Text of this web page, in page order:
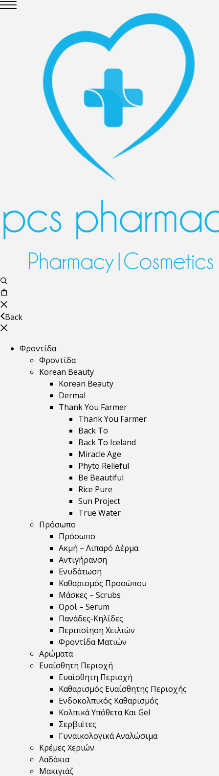
Back
Φροντίδα
Φροντίδα
Korean Beauty
Korean Beauty
Dermal
Thank You Farmer
Thank You Farmer
Back To
Back To Iceland
Miracle Age
Phyto Relieful
Be Beautiful
Rice Pure
Sun Project
True Water
Πρόσωπο
Πρόσωπο
Ακμή – Λιπαρό Δέρμα
Αντιγήρανση
Ενυδάτωση
Καθαρισμός Προσώπου
Μάσκες – Scrubs
Οροί – Serum
Πανάδες-Κηλίδες
Περιποίηση Χειλιών
Φροντίδα Ματιών
Αρώματα
Ευαίσθητη Περιοχή
Ευαίσθητη Περιοχή
Καθαρισμός Ευαίσθητης Περιοχής
Ενδοκολπικός Καθαρισμός
Κολπικά Υπόθετα Και Gel
Σερβιέτες
Γυναικολογικά Αναλώσιμα
Κρέμες Χεριών
Λαδάκια
Μακιγιάζ